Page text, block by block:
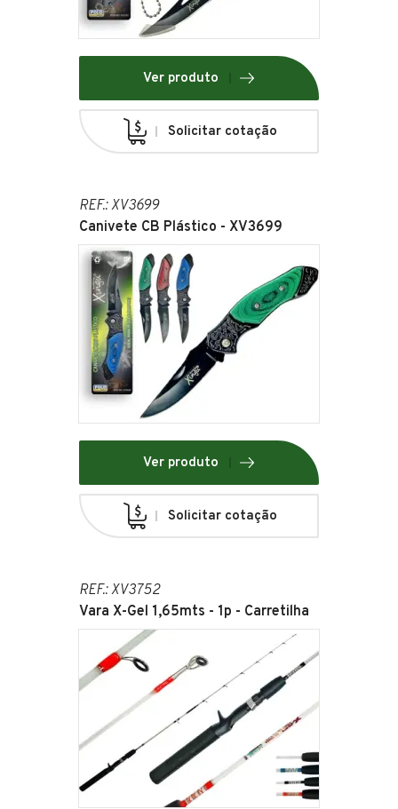
Ver produto
Solicitar cotação
REF.: XV3699
Canivete CB Plástico - XV3699
Ver produto
Solicitar cotação
REF.: XV3752
Vara X-Gel 1,65mts - 1p - Carretilha